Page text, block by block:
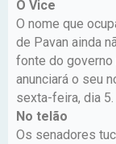
O Vice
O nome que
de Pavan ainda
fonte do governo
anunciará o seu
sexta-feira, dia 5.
No telão
Os senadores